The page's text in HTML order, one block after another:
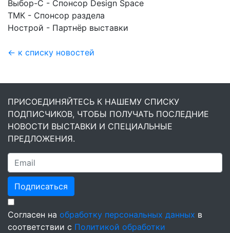
Выбор-С - Спонсор Design Space
ТМК - Спонсор раздела
Нострой - Партнёр выставки
← к списку новостей
ПРИСОЕДИНЯЙТЕСЬ К НАШЕМУ СПИСКУ
ПОДПИСЧИКОВ, ЧТОБЫ ПОЛУЧАТЬ ПОСЛЕДНИЕ
НОВОСТИ ВЫСТАВКИ И СПЕЦИАЛЬНЫЕ
ПРЕДЛОЖЕНИЯ.
Подписаться
Согласен на обработку персональных данных в
соответствии с Политикой обработки